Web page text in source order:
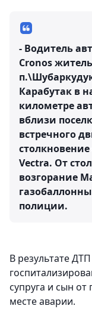
- Водитель
Cronos
Карабутак в
километре
вблизи
встречного
Vectra. От
возгорание
полиции.
В результате
супруга и сын
месте аварии.